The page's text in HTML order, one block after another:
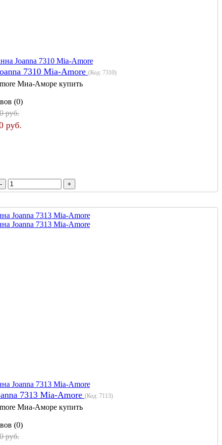
7310 Mia-Amore (Код: 7310)
Миа-Аморе купить
(0)
руб.
руб.
7313 Mia-Amore (Код: 7113)
Миа-Аморе купить
(0)
руб.